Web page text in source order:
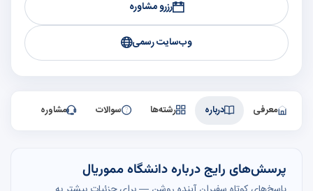
رزرو مشاوره
وب‌سایت رسمی
معرفی درباره رشته‌ها سوالات مشاوره
پرسش‌های رایج درباره دانشگاه مموریال